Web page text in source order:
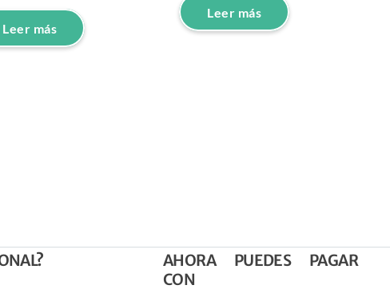
Leer más
Leer más
AHORA PUEDES PAGAR
CON